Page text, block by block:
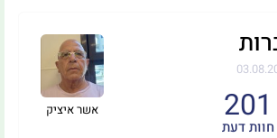
אשר איציק 201
חוות דעת